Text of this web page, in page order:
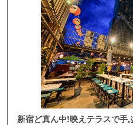
新宿ど真ん中!映えテラスで手